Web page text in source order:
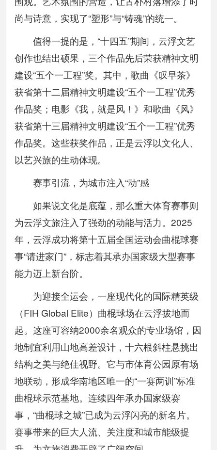
尚与诗意，实现了“塑形”与“铸魂”的统一。
值得一提的是，“十四五”期间，云浮文艺
创作也结出硕果，三个作品先后荣获精神文明
建设“五个一工程”奖。其中，歌曲《叹早茶》
获省第十二届精神文明建设“五个一工程”优秀
作品奖；电影《我，就是风！》和歌曲《风》
获省第十三届精神文明建设“五个一工程”优秀
作品奖。这些获奖作品，正是云浮以文化人、
以艺兴旅的生动体现。
赛事引流，为城市注入“动”感
如果说文化是底蕴，那么重大体育赛事则
为云浮文旅注入了强劲的动能与活力。2025
年，云浮成功将第十五届全国运动会曲棍球赛
事“请进家门”，标志着其承办国家级大型赛事
能力迈上新台阶。
为迎接全运会，一座现代化的国际精英级
（FIH Global Elite）曲棍球场在云浮拔地而
起。这座可容纳2000余名观众的专业场馆，因
地制宜利用山地高差设计，十六根斜柱悬挑出
结构之美与绝佳视野。它与市体育公园原有场
地联动，形成华南地区唯一的“一赛两训”标准
曲棍球示范基地。连续四年承办国家级赛
事，“曲棍球之城”已成为云浮闪亮的新名片。
赛事带来的巨大人流、关注度和城市能级提